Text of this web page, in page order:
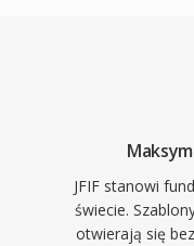
JFIF stanowi
świecie.
otwierają się